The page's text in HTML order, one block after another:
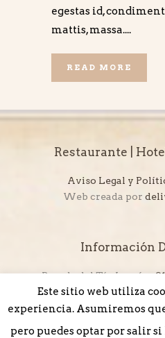
egestas id,
mattis, massa....
READ MORE
Restaurante |
Aviso Legal y
Web creada por
Información
Posada del Tío Juanón:
Restaurante El Tío
Este sitio web utiliza
experiencia. Asumiremos
pero puedes optar por salir si